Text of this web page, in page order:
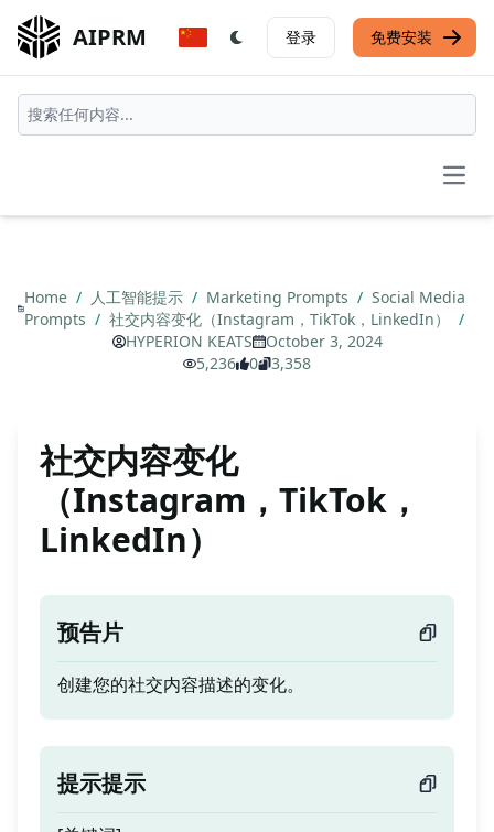
AIPRM 登录 免费安装
Home / 人工智能提示 / Marketing Prompts / Social Media
Prompts / 社交内容变化（Instagram，TikTok，LinkedIn）
/
HYPERION KEATS
October 3, 2024
5,236
0 3,358
社交内容变化
（Instagram，TikTok，
LinkedIn）
预告片
创建您的社交内容描述的变化。
提示提示